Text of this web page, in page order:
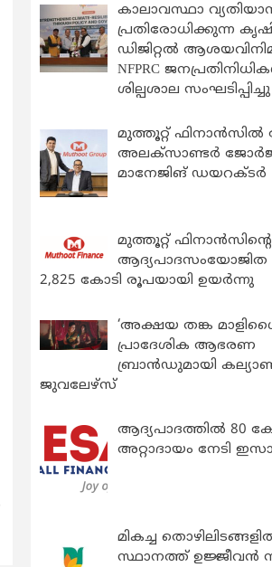
കാലാവസ്ഥാ
പ്രതിരോധിക്കുന്ന
ഡിജിറ്റൽ
NFPRC
ശില്പശാല സംഘടിപ്പിച്ചു
മുത്തൂറ്റ് ഫിനാൻസിൽ
അലക്സാണ്ടർ
മാനേജിങ് ഡയറക്ടർ
മുത്തൂറ്റ് ഫിനാൻസിന്റെ
ആദ്യപാദസംയോജിത
2,825 കോടി രൂപയായി ഉയർന്നു
‘അക്ഷയ തങ്ക
പ്രാദേശിക ആഭരണ
ബ്രാന്‍ഡുമായി
ജുവലേഴ്‌സ്
ആദ്യപാദത്തിൽ 80
അറ്റാദായം നേടി
മികച്ച
സ്ഥാനത്ത് ഉജ്ജീവൻ